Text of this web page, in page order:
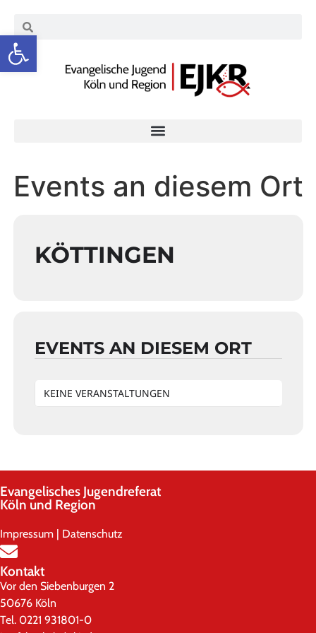
Werkzeugleiste öffnen
Events an diesem Ort
KÖTTINGEN
EVENTS AN DIESEM ORT
KEINE VERANSTALTUNGEN
Evangelisches Jugendreferat
Köln und Region
Impressum | Datenschutz
Kontakt
Vor den Siebenburgen 2
50676 Köln
Tel. 0221 931801-0